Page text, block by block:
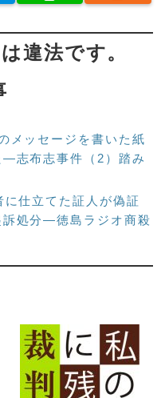
違法です。
メッセージを書いた紙
―志布志事件（2）踏み
仕立てた証人が偽証
訴処分―徳島ラジオ商殺